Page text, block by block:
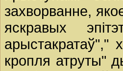
захворванне,
яскравых
арыстакратаў","
кропля атруты"